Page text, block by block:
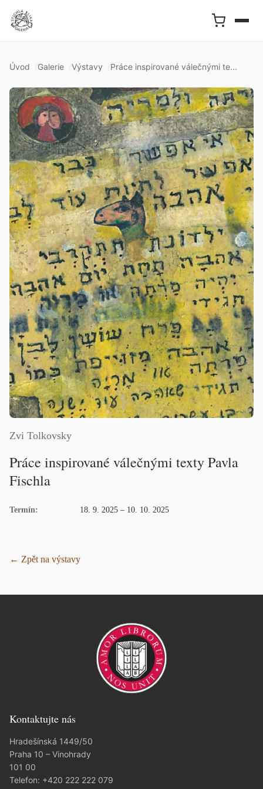
Úvod Galerie Výstavy Práce inspirované válečnými te...
Zvi Tolkovsky
Práce inspirované válečnými texty Pavla
Fischla
Termín: 18. 9. 2025 – 10. 10. 2025
← Zpět na výstavy
Kontaktujte nás
Hradešínská 1449/50
Praha 10 – Vinohrady
101 00
Telefon: +420 222 222 079